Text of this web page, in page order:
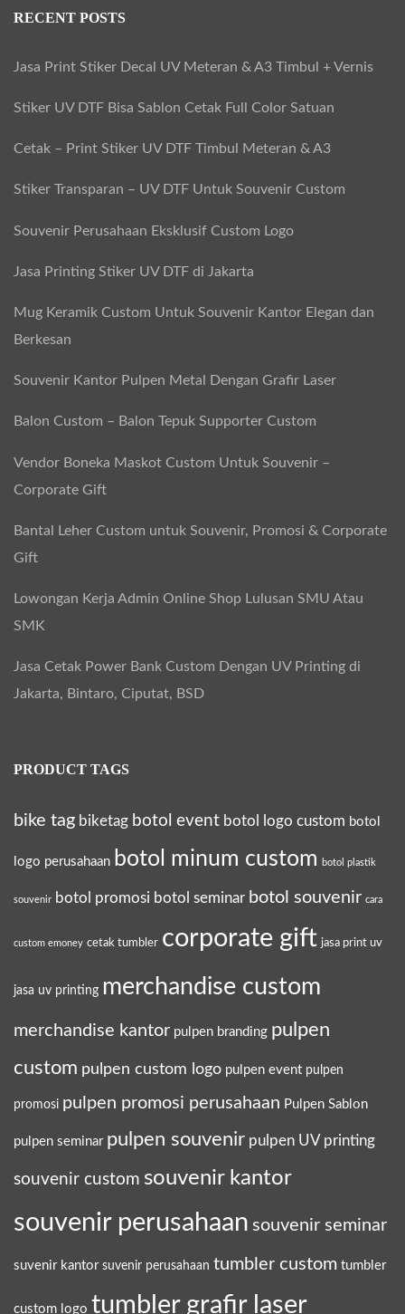
RECENT POSTS
Jasa Print Stiker Decal UV Meteran & A3 Timbul + Vernis
Stiker UV DTF Bisa Sablon Cetak Full Color Satuan
Cetak – Print Stiker UV DTF Timbul Meteran & A3
Stiker Transparan – UV DTF Untuk Souvenir Custom
Souvenir Perusahaan Eksklusif Custom Logo
Jasa Printing Stiker UV DTF di Jakarta
Mug Keramik Custom Untuk Souvenir Kantor Elegan dan
Berkesan
Souvenir Kantor Pulpen Metal Dengan Grafir Laser
Balon Custom – Balon Tepuk Supporter Custom
Vendor Boneka Maskot Custom Untuk Souvenir –
Corporate Gift
Bantal Leher Custom untuk Souvenir, Promosi & Corporate
Gift
Lowongan Kerja Admin Online Shop Lulusan SMU Atau
SMK
Jasa Cetak Power Bank Custom Dengan UV Printing di
Jakarta, Bintaro, Ciputat, BSD
PRODUCT TAGS
bike tag biketag botol event botol logo custom botol
logo perusahaan botol minum custom botol plastik
souvenir botol promosi botol seminar botol souvenir cara
custom emoney cetak tumbler corporate gift jasa print uv
jasa uv printing merchandise custom
merchandise kantor pulpen branding pulpen
custom pulpen custom logo pulpen event pulpen
promosi pulpen promosi perusahaan Pulpen Sablon
pulpen seminar pulpen souvenir pulpen UV printing
souvenir custom souvenir kantor
souvenir perusahaan souvenir seminar
suvenir kantor suvenir perusahaan tumbler custom tumbler
custom logo tumbler grafir laser